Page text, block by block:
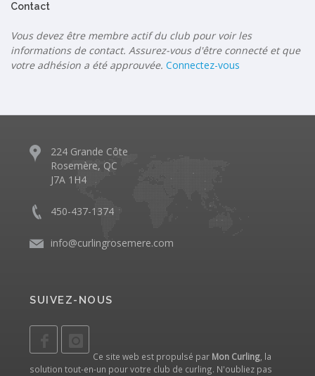
Contact
Vous devez être membre actif du club pour voir les
informations de contact. Assurez-vous d'être connecté et que
votre adhésion a été approuvée. Connectez-vous
224 Grande Côte
Rosemère, QC
J7A 1H4
450-437-1374
info@curlingrosemere.com
SUIVEZ-NOUS
Ce site web est propulsé par Mon Curling , la
solution tout-en-un pour votre club de curling. N'oubliez pas